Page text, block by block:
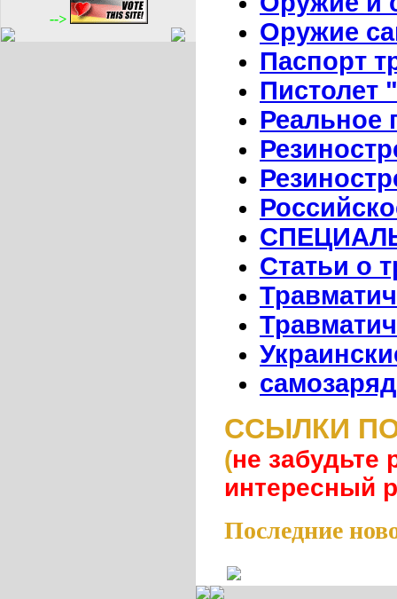
-->
Оружие
Паспорт
Пистолет
Реальное
Статьи о
ССЫЛКИ
(не забудьте
интересный
Последние